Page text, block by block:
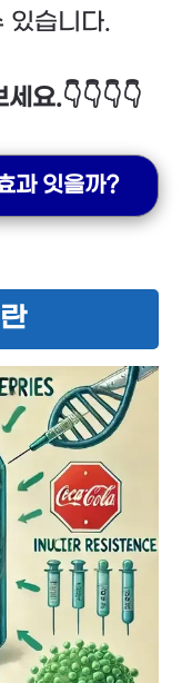
있습니다.
요.👇👇👇👇
과 잇을까?